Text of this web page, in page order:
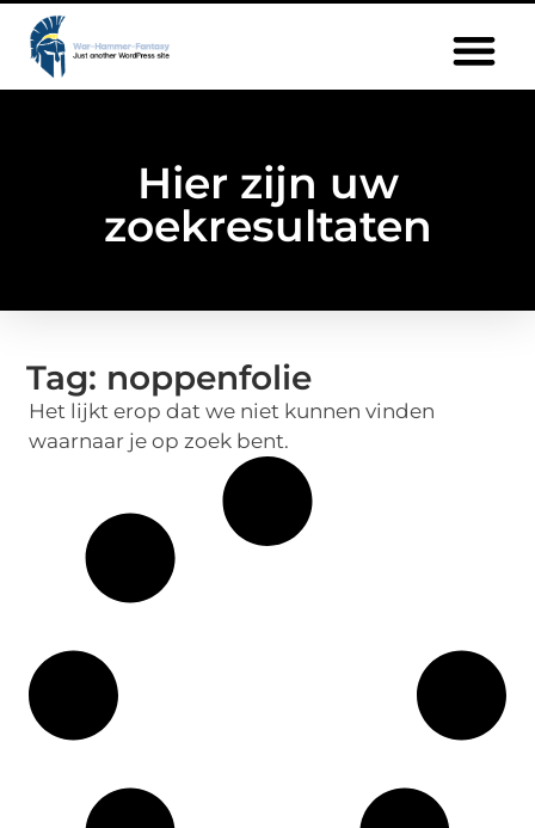
Hier zijn uw
zoekresultaten
Tag: noppenfolie
Het lijkt erop dat we niet kunnen vinden
waarnaar je op zoek bent.